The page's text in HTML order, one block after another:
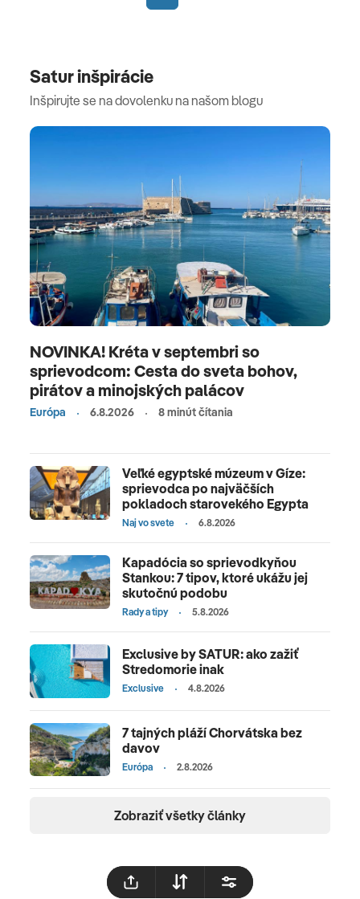
Satur inšpirácie
Inšpirujte se na dovolenku na našom blogu
NOVINKA! Kréta v septembri so
sprievodcom: Cesta do sveta bohov,
pirátov a minojských palácov
Európa 6.8.2026 8 minút čítania
Veľké egyptské múzeum v Gíze:
sprievodca po najväčších
pokladoch starovekého Egypta
Naj vo svete 6.8.2026
Kapadócia so sprievodkyňou
Stankou: 7 tipov, ktoré ukážu jej
skutočnú podobu
Rady a tipy 5.8.2026
Exclusive by SATUR: ako zažiť
Stredomorie inak
Exclusive 4.8.2026
7 tajných pláží Chorvátska bez
davov
Európa 2.8.2026
Zobraziť všetky články